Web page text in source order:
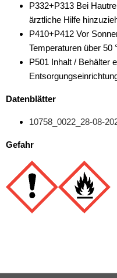
P332+P313 Bei
ärztliche Hilfe
P410+P412 Vor
Temperaturen über 50
P501 Inhalt / Behälter
Datenblätter
10758_0022_28-08-
Gefahr